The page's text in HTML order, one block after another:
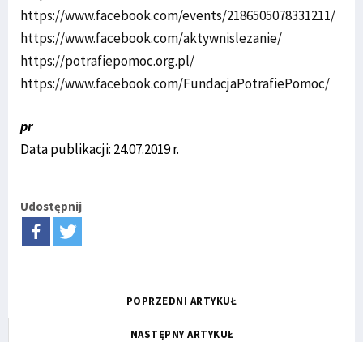
https://www.facebook.com/events/2186505078331211/
https://www.facebook.com/aktywnislezanie/
https://potrafiepomoc.org.pl/
https://www.facebook.com/FundacjaPotrafiePomoc/
pr
Data publikacji: 24.07.2019 r.
Udostępnij
POPRZEDNI ARTYKUŁ
NASTĘPNY ARTYKUŁ